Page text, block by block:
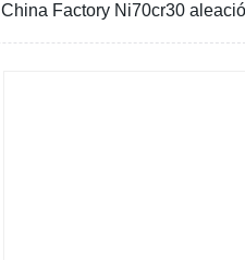
China Factory Ni70cr30